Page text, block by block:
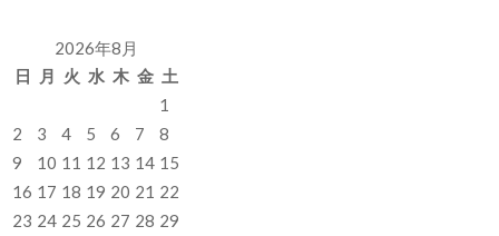
2026年8月
日
月 火 水 木 金 土
1
2
3 4 5 6 7
8
9
10 11 12 13 14 15
16 17 18 19 20 21 22
23 24 25 26 27 28 29